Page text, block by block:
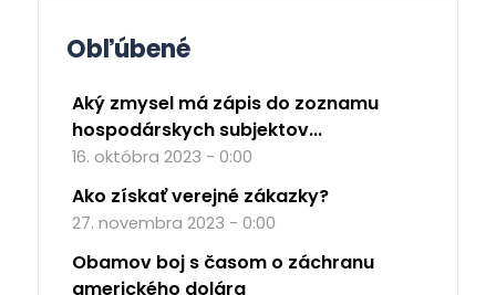
Obľúbené
Aký zmysel má zápis do zoznamu
hospodárskych subjektov...
16. októbra 2023 - 0:00
Ako získať verejné zákazky?
27. novembra 2023 - 0:00
Obamov boj s časom o záchranu
amerického dolára